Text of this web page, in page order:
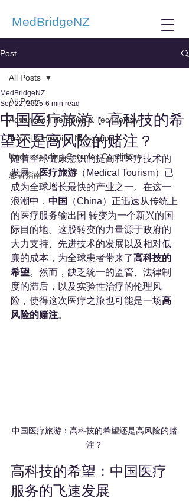
MedBridgeNZ
Post
All Posts
Advanced Therapies & Technology
Travel & Hospital Navigation
Understanding Complex Conditions
患者指南
All Posts
中国医疗旅游：高科技的希
望还是高风险的赌注？
MedBridgeNZ
Sep 22, 2025 6 min read
随着全球健康意识的提高和医疗技术的
发展，医疗旅游 （Medical Tourism）已
成为全球增长最快的产业之一。在这一
浪潮中， 中国
（China）正迅速从传统上
的医疗服务输出国 转变为一个新兴的国
际目的地。这股转变的力量源于政府的
大力支持、先进技术的发展以及相对低
廉的成本，为全球患者带来了高科技的
希望。然而，缺乏统一的监管、法律制
度的滞后，以及实验性治疗的伦理风
险，使得这次医疗之旅也可能是一场高
风险的赌注。
中国医疗旅游：高科技的希望还是高风险的赌
注？
高科技的希望：中国医疗
服务的飞速发展